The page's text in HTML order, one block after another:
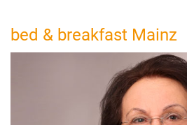
bed & breakfast Mainz